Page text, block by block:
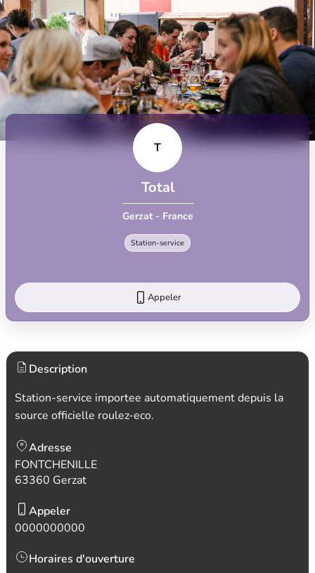
T
Total
Gerzat - France
Station-service
Appeler
Description
Station-service importee automatiquement depuis la
source officielle roulez-eco.
Adresse
FONTCHENILLE
63360 Gerzat
Appeler
0000000000
Horaires d'ouverture